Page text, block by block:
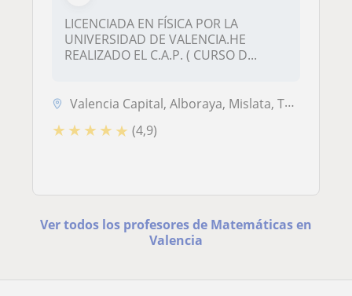
LICENCIADA EN FÍSICA POR LA
UNIVERSIDAD DE VALENCIA.HE
REALIZADO EL C.A.P. ( CURSO D...
Valencia Capital, Alboraya, Mislata, Tavernes Blanques
★ ★ ★ ★ ★ (4,9)
Ver todos los profesores de Matemáticas en
Valencia